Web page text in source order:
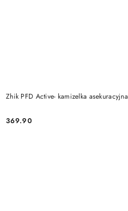
Zhik PFD Active- kamizelka asekuracyjna
Cena:
369.90